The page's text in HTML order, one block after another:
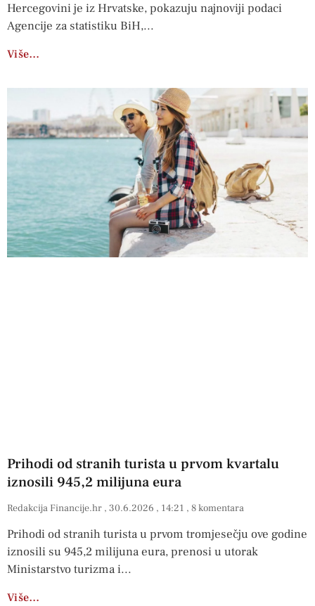
Hercegovini je iz Hrvatske, pokazuju najnoviji podaci
Agencije za statistiku BiH,
Više…
Prihodi od stranih turista u prvom kvartalu
iznosili 945,2 milijuna eura
Redakcija Financije.hr 30.6.2026 14:21 8 komentara
Prihodi od stranih turista u prvom tromjesečju ove godine
iznosili su 945,2 milijuna eura, prenosi u utorak
Ministarstvo turizma i
Više…